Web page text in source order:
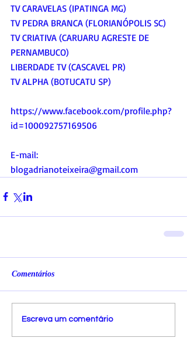
TV CARAVELAS (IPATINGA MG)
TV PEDRA BRANCA (FLORIANÓPOLIS SC)
TV CRIATIVA (CARUARU AGRESTE DE
PERNAMBUCO)
LIBERDADE TV (CASCAVEL PR)
TV ALPHA (BOTUCATU SP)
https://www.facebook.com/profile.php?
id=100092757169506
E-mail:
blogadrianoteixeira@gmail.com
Comentários
Escreva um comentário